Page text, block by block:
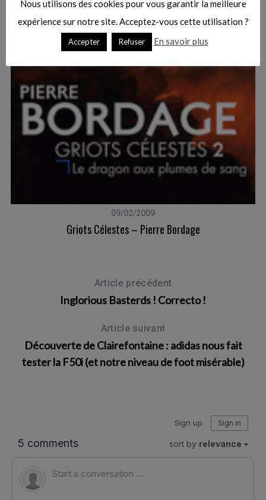
09/02/2009
Griots Célestes – Pierre Bordage
Article précédent
Inglorious Basterds ! Correcto !
Article suivant
Découverte de Clairefontaine : adidas nous fait
tester la F50i (et notre niveau de foot misérable)
Nous utilisons des cookies pour vous garantir la meilleure
expérience sur notre site. Acceptez-vous cette utilisation ?
Accepter Refuser En savoir plus